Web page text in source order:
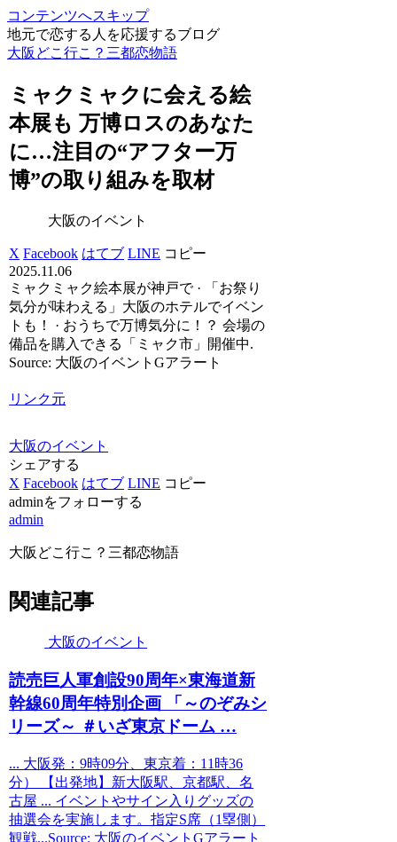
コンテンツへスキップ
地元で恋する人を応援するブログ
大阪どこ行こ？三都恋物語
ミャクミャクに会える絵
本展も 万博ロスのあなた
に…注目の“アフター万
博”の取り組みを取材
大阪のイベント
X Facebook はてブ LINE コピー
2025.11.06
ミャクミャク絵本展が神戸で · 「お祭り
気分が味わえる」大阪のホテルでイベン
トも！ · おうちで万博気分に！？ 会場の
備品を購入できる「ミャク市」開催中.
Source: 大阪のイベントGアラート
リンク元
大阪のイベント
シェアする
X Facebook はてブ LINE コピー
adminをフォローする
admin
大阪どこ行こ？三都恋物語
関連記事
大阪のイベント
読売巨人軍創設90周年×東海道新
幹線60周年特別企画 「～のぞみシ
リーズ～ ＃いざ東京ドーム …
... 大阪発：9時09分、東京着：11時36
分） 【出発地】新大阪駅、京都駅、名
古屋 ... イベントやサイン入りグッズの
抽選会を実施します。指定S席（1塁側）
観戦...Source: 大阪のイベントGアラート